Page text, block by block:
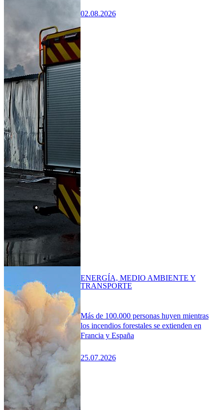
02.08.2026
Más de 100.000 personas huyen mientras
los incendios forestales se extienden en
Francia y España
25.07.2026
ENERGÍA, MEDIO AMBIENTE Y
TRANSPORTE